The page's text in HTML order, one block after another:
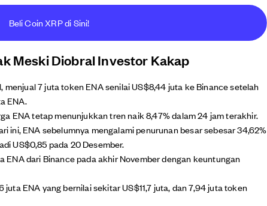
Beli Coin XRP di Sini!
Meski Diobral Investor Kakap
7 juta token ENA senilai US$8,44 juta ke Binance setelah
ENA.
ENA tetap menunjukkan tren naik 8,47% dalam 24 jam terakhir.
ini, ENA sebelumnya mengalami penurunan besar sebesar 34,62%
US$0,85 pada 20 Desember.
ENA dari Binance pada akhir November dengan keuntungan
ENA yang bernilai sekitar US$11,7 juta, dan 7,94 juta token